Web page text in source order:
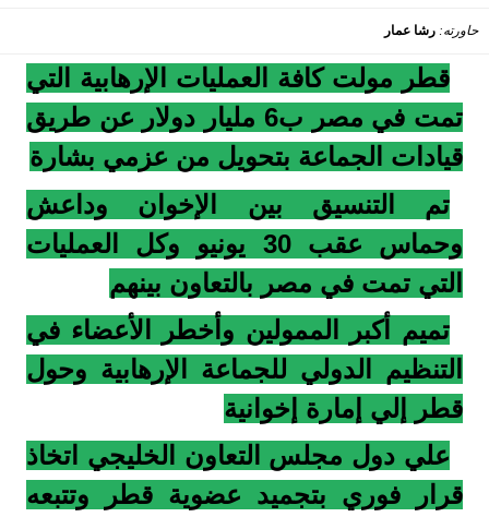
حاورته: رشا عمار
قطر مولت كافة العمليات الإرهابية التي
تمت في مصر ب6 مليار دولار عن طريق
قيادات الجماعة بتحويل من عزمي بشارة
تم التنسيق بين الإخوان وداعش
وحماس عقب 30 يونيو وكل العمليات
التي تمت في مصر بالتعاون بينهم
تميم أكبر الممولين وأخطر الأعضاء في
التنظيم الدولي للجماعة الإرهابية وحول
قطر إلي إمارة إخوانية
علي دول مجلس التعاون الخليجي اتخاذ
قرار فوري بتجميد عضوية قطر وتتبعه